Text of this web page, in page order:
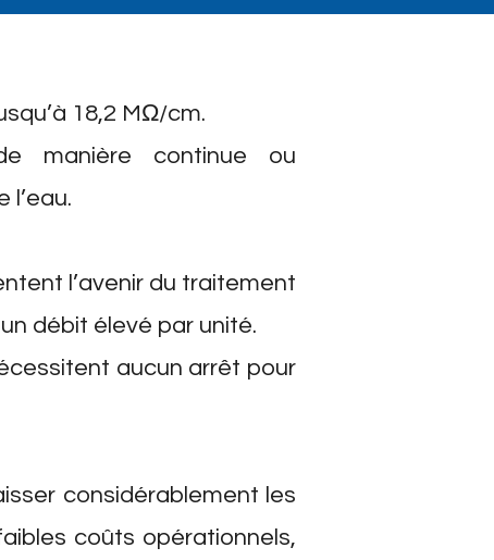
18,2 MΩ/cm.
manière continue ou
l’avenir du traitement
débit élevé par unité.
aucun arrêt pour
considérablement les
coûts opérationnels,